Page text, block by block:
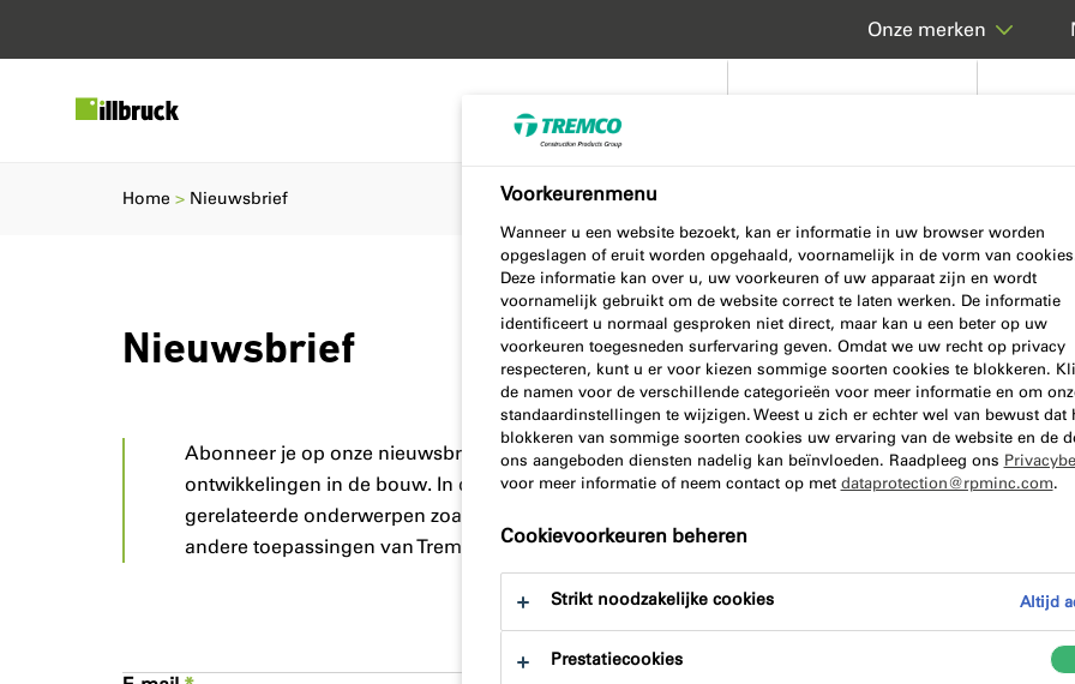
Onze merken
Nieuwsbrief
Abonneer je op onze nieuwsbrief en blijf op de hoogte van de laatste
ontwikkelingen in de bouw. In de nieuwsbrief schrijven we over illbruck-
gerelateerde onderwerpen zoals luchtdicht bouwen, lijmen, kitten en
andere toepassingen van Tremco CPG-merken.
Home Nieuwsbrief Voorkeurenmenu
Wanneer u een website bezoekt, kan er informatie in uw browser worden
opgeslagen of eruit worden opgehaald, voornamelijk in de vorm van
Deze informatie kan over u, uw voorkeuren of uw apparaat zijn en wordt
voornamelijk gebruikt om de website correct te laten werken. De informatie
identificeert u normaal gesproken niet direct, maar kan u een beter op uw
voorkeuren toegesneden surfervaring geven. Omdat we uw recht op privacy
respecteren, kunt u er voor kiezen sommige soorten cookies te blokkeren.
de namen voor de verschillende categorieën voor meer informatie en om
standaardinstellingen te wijzigen. Weest u zich er echter wel van bewust dat
blokkeren van sommige soorten cookies uw ervaring van de website en de
ons aangeboden diensten nadelig kan beïnvloeden. Raadpleeg ons
voor meer informatie of neem contact op met dataprotection@rpminc.com.
Cookievoorkeuren beheren
Strikt noodzakelijke cookies Altijd
Prestatiecookies